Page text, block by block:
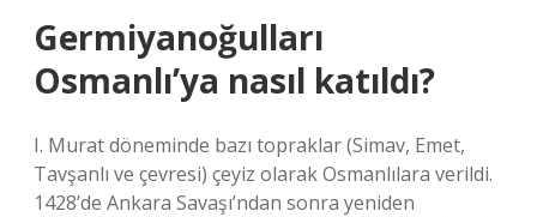
Germiyanoğulları
Osmanlı’ya nasıl katıldı?
I. Murat döneminde bazı topraklar (Simav, Emet,
Tavşanlı ve çevresi) çeyiz olarak Osmanlılara verildi.
1428’de Ankara Savaşı’ndan sonra yeniden